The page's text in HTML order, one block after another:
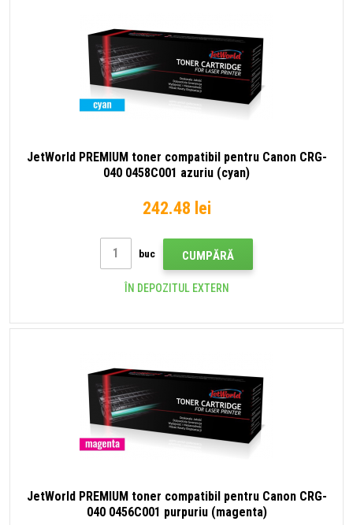
JetWorld PREMIUM toner compatibil pentru Canon CRG-
040 0458C001 azuriu (cyan)
242.48 lei
buc CUMPĂRĂ
ÎN DEPOZITUL EXTERN
JetWorld PREMIUM toner compatibil pentru Canon CRG-
040 0456C001 purpuriu (magenta)